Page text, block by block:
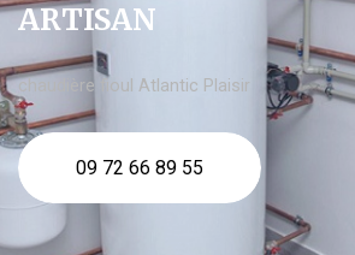
ARTISAN
chaudière fioul Atlantic Plaisir
09 72 66 89 55